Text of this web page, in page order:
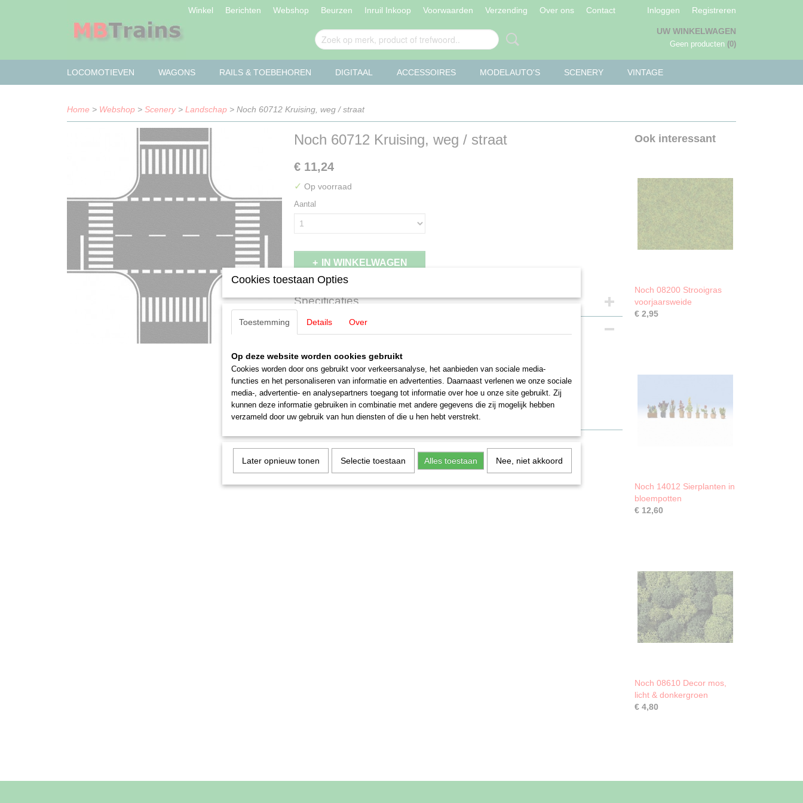
Winkel Berichten Webshop Beurzen Inruil Inkoop Voorwaarden Verzending Over ons Contact Inloggen Registreren
UW WINKELWAGEN
Geen producten (0)
LOCOMOTIEVEN WAGONS RAILS & TOEBEHOREN DIGITAAL ACCESSOIRES MODELAUTO'S SCENERY VINTAGE
Home > Webshop > Scenery> Landschap > Noch 60712 Kruising, weg / straat
Noch 60712 Kruising, weg / straat
€ 11,24
✓ Op voorraad
Aantal
IN WINKELWAGEN
Specificaties
EAN code
Productcode leverancier
60712
Staat
Omschrijving
Noch 60712 Kruising, weg / straat
Straten & wegen Asfalt, donker 22 x 22 cm H0
Ook interessant
Noch 08200 Strooigras
voorjaarsweide
€ 2,95
Noch 14012 Sierplanten in
bloempotten
€ 12,60
Noch 08610 Decor mos,
licht & donkergroen
€ 4,80
Cookies toestaan Opties
Toestemming Details Over
Op deze website worden cookies gebruikt
Cookies worden door ons gebruikt voor verkeersanalyse, het aanbieden van sociale media-
functies en het personaliseren van informatie en advertenties. Daarnaast verlenen we onze sociale
media-, advertentie- en analysepartners toegang tot informatie over hoe u onze site gebruikt. Zij
kunnen deze informatie gebruiken in combinatie met andere gegevens die zij mogelijk hebben
verzameld door uw gebruik van hun diensten of die u hen hebt verstrekt.
Later opnieuw tonen Selectie toestaan Alles toestaan Nee, niet akkoord